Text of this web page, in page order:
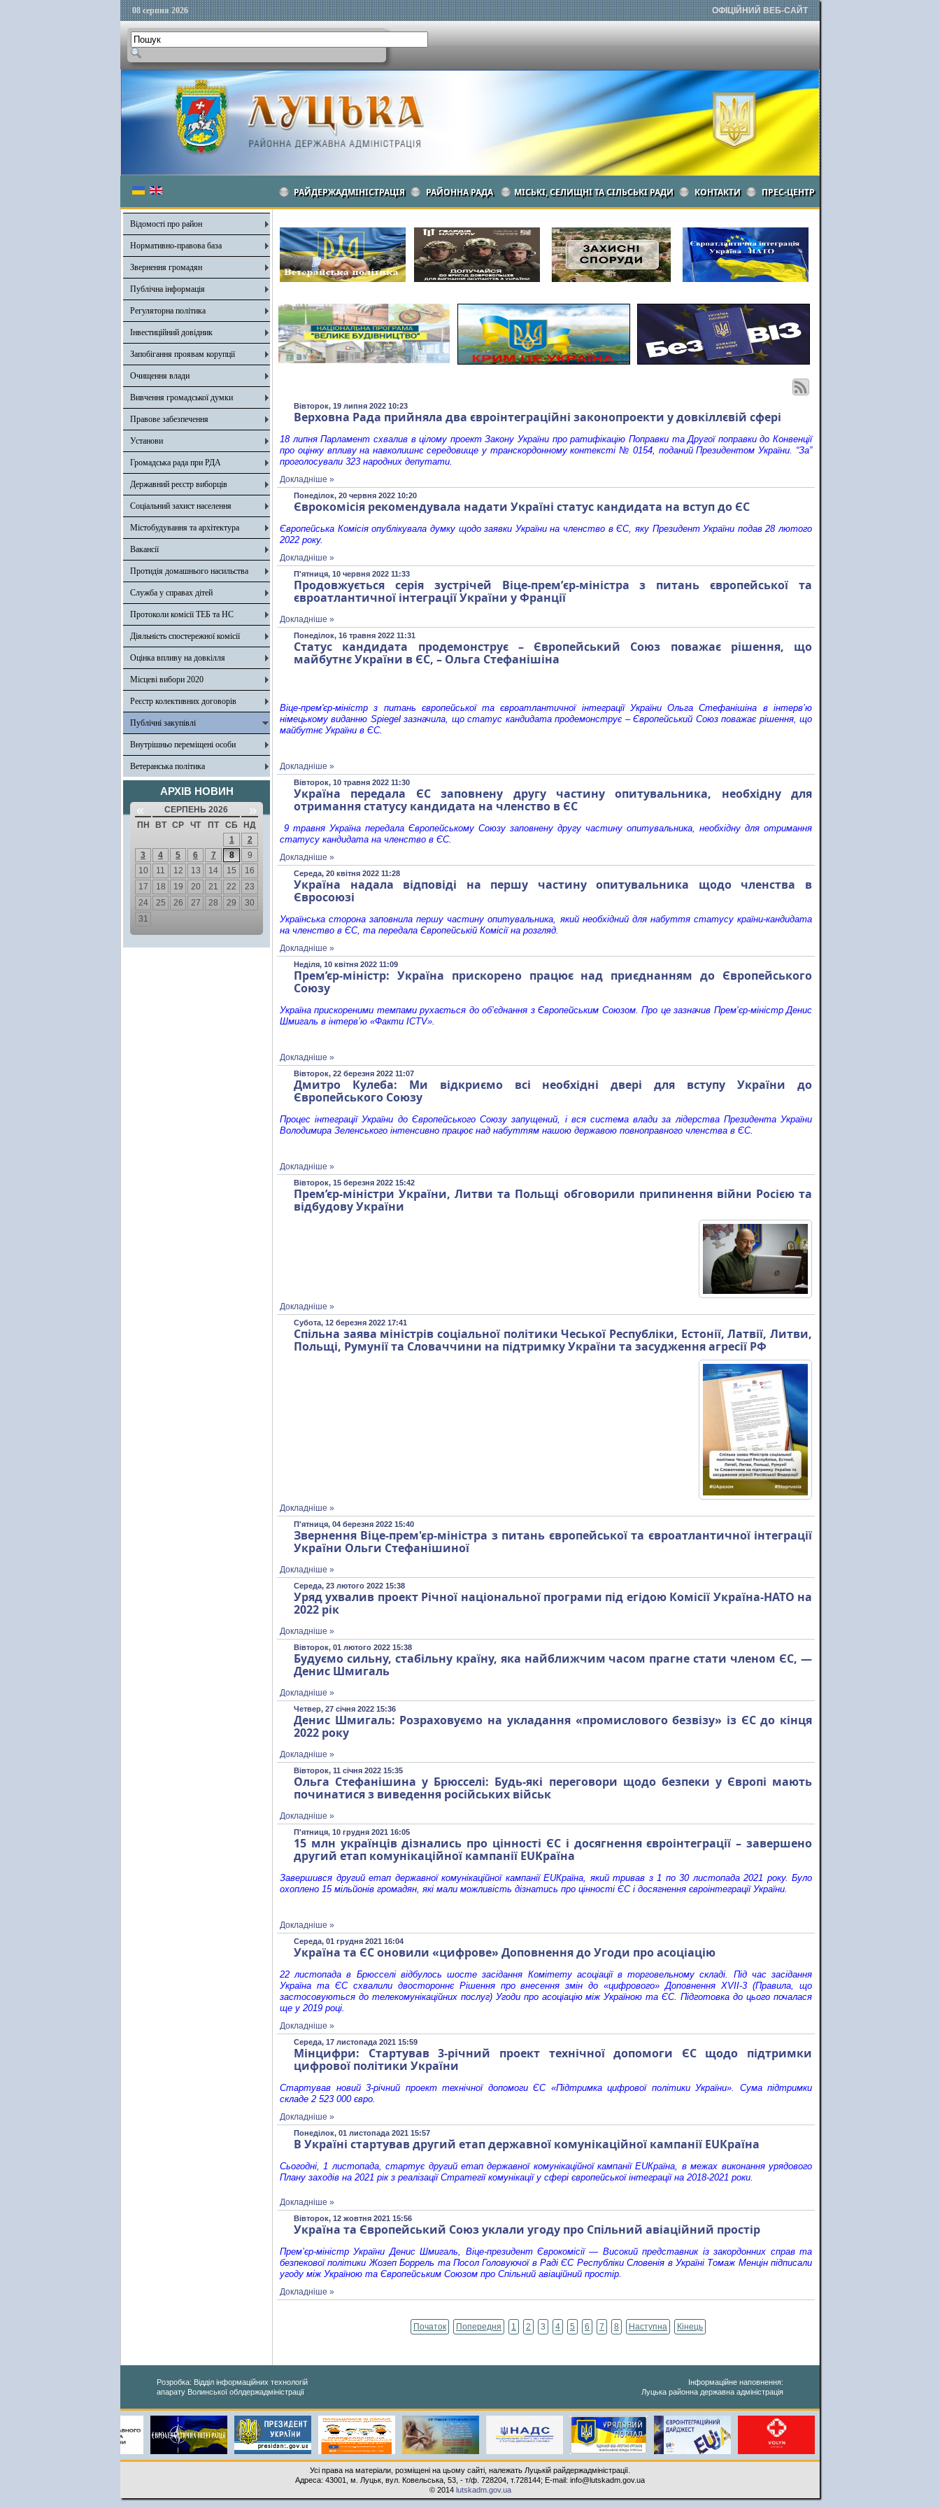
08 серпня 2026 ОФІЦІЙНИЙ ВЕБ-САЙТ
РАЙДЕРЖАДМІНІСТРАЦІЯ РАЙОННА РАДА МІСЬКІ, СЕЛИЩНІ ТА СІЛЬСЬКІ РАДИ КОНТАКТИ ПРЕС-ЦЕНТР
Відомості про район
Нормативно-правова база
Звернення громадян
Публічна інформація
Регуляторна політика
Інвестиційний довідник
Запобігання проявам корупції
Очищення влади
Вивчення громадської думки
Правове забезпечення
Установи
Громадська рада при РДА
Державний реєстр виборців
Соціальний захист населення
Містобудування та архітектура
Вакансії
Протидія домашнього насильства
Служба у справах дітей
Протоколи комісії ТЕБ та НС
Діяльність спостережної комісії
Оцінка впливу на довкілля
Місцеві вибори 2020
Реєстр колективних договорів
Публічні закупівлі
Внутрішньо переміщені особи
Ветеранська політика
АРХІВ НОВИН
« СЕРПЕНЬ 2026 »
ПН ВТ СР ЧТ ПТ СБ
НД
1
2
3
4 5 6 7 8
9
10
11 12 13 14 15
16
17
18 19 20 21 22
23
24
25 26 27 28 29
30
31
Вівторок, 19 липня 2022 10:23
Верховна Рада прийняла два євроінтеграційні законопроекти у довкіллєвій сфері
18 липня Парламент схвалив в цілому проект Закону України про ратифікацію Поправки та Другої поправки до Конвенції
про оцінку впливу на навколишнє середовище у транскордонному контексті № 0154, поданий Президентом України. “За”
проголосували 323 народних депутати.
Докладніше »
Понеділок, 20 червня 2022 10:20
Єврокомісія рекомендувала надати Україні статус кандидата на вступ до ЄС
Європейська Комісія опублікувала думку щодо заявки України на членство в ЄС, яку Президент України подав 28 лютого
2022 року.
Докладніше »
П'ятниця, 10 червня 2022 11:33
Продовжується серія зустрічей Віце-премʼєр-міністра з питань європейської та
євроатлантичної інтеграції України у Франції
Докладніше »
Понеділок, 16 травня 2022 11:31
Статус кандидата продемонструє – Європейський Союз поважає рішення, що
майбутнє України в ЄС, – Ольга Стефанішіна
Віце-прем'єр-міністр з питань європейської та євроатлантичної інтеграції України Ольга Стефанішіна в інтерв’ю
німецькому виданню Spiegel зазначила, що статус кандидата продемонструє – Європейський Союз поважає рішення, що
майбутнє України в ЄС.
Докладніше »
Вівторок, 10 травня 2022 11:30
Україна передала ЄС заповнену другу частину опитувальника, необхідну для
отримання статусу кандидата на членство в ЄС
9 травня Україна передала Європейському Союзу заповнену другу частину опитувальника, необхідну для отримання
статусу кандидата на членство в ЄС.
Докладніше »
Середа, 20 квітня 2022 11:28
Україна надала відповіді на першу частину опитувальника щодо членства в
Євросоюзі
Українська сторона заповнила першу частину опитувальника, який необхідний для набуття статусу країни-кандидата
на членство в ЄС, та передала Європейській Комісії на розгляд.
Докладніше »
Неділя, 10 квітня 2022 11:09
Прем’єр-міністр: Україна прискорено працює над приєднанням до Європейського
Союзу
Україна прискореними темпами рухається до об’єднання з Європейським Союзом. Про це зазначив Прем’єр-міністр Денис
Шмигаль в інтерв’ю «Факти ICTV».
Докладніше »
Вівторок, 22 березня 2022 11:07
Дмитро Кулеба: Ми відкриємо всі необхідні двері для вступу України до
Європейського Союзу
Процес інтеграції України до Європейського Союзу запущений, і вся система влади за лідерства Президента України
Володимира Зеленського інтенсивно працює над набуттям нашою державою повноправного членства в ЄС.
Докладніше »
Вівторок, 15 березня 2022 15:42
Прем’єр-міністри України, Литви та Польщі обговорили припинення війни Росією та
відбудову України
Докладніше »
Субота, 12 березня 2022 17:41
Спільна заява міністрів соціальної політики Чеської Республіки, Естонії, Латвії, Литви,
Польщі, Румунії та Словаччини на підтримку України та засудження агресії РФ
Докладніше »
П'ятниця, 04 березня 2022 15:40
Звернення Віце-прем'єр-міністра з питань європейської та євроатлантичної інтеграції
України Ольги Стефанішиної
Докладніше »
Середа, 23 лютого 2022 15:38
Уряд ухвалив проект Річної національної програми під егідою Комісії Україна-НАТО на
2022 рік
Докладніше »
Вівторок, 01 лютого 2022 15:38
Будуємо сильну, стабільну країну, яка найближчим часом прагне стати членом ЄС, —
Денис Шмигаль
Докладніше »
Четвер, 27 січня 2022 15:36
Денис Шмигаль: Розраховуємо на укладання «промислового безвізу» із ЄС до кінця
2022 року
Докладніше »
Вівторок, 11 січня 2022 15:35
Ольга Стефанішина у Брюсселі: Будь-які переговори щодо безпеки у Європі мають
починатися з виведення російських військ
Докладніше »
П'ятниця, 10 грудня 2021 16:05
15 млн українців дізнались про цінності ЄС і досягнення євроінтеграції – завершено
другий етап комунікаційної кампанії EUKраїна
Завершився другий етап державної комунікаційної кампанії EUКраїна, який тривав з 1 по 30 листопада 2021 року. Було
охоплено 15 мільйонів громадян, які мали можливість дізнатись про цінності ЄС і досягнення євроінтеграції України.
Докладніше »
Середа, 01 грудня 2021 16:04
Україна та ЄС оновили «цифрове» Доповнення до Угоди про асоціацію
22 листопада в Брюсселі відбулось шосте засідання Комітету асоціації в торговельному складі. Під час засідання
Україна та ЄС схвалили двостороннє Рішення про внесення змін до «цифрового» Доповнення XVII-3 (Правила, що
застосовуються до телекомунікаційних послуг) Угоди про асоціацію між Україною та ЄС. Підготовка до цього почалася
ще у 2019 році.
Докладніше »
Середа, 17 листопада 2021 15:59
Мінцифри: Стартував 3-річний проект технічної допомоги ЄС щодо підтримки
цифрової політики України
Стартував новий 3-річний проект технічної допомоги ЄС «Підтримка цифрової політики України». Сума підтримки
складе 2 523 000 євро.
Докладніше »
Понеділок, 01 листопада 2021 15:57
В Україні стартував другий етап державної комунікаційної кампанії EUКраїна
Сьогодні, 1 листопада, стартує другий етап державної комунікаційної кампанії EUКраїна, в межах виконання урядового
Плану заходів на 2021 рік з реалізації Стратегії комунікації у сфері європейської інтеграції на 2018-2021 роки.
Докладніше »
Вівторок, 12 жовтня 2021 15:56
Україна та Європейський Союз уклали угоду про Спільний авіаційний простір
Прем’єр-міністр України Денис Шмигаль, Віце-президент Єврокомісії — Високий представник із закордонних справ та
безпекової політики Жозеп Боррель та Посол Головуючої в Раді ЄС Республіки Словенія в Україні Томаж Менцін підписали
угоду між Україною та Європейським Союзом про Спільний авіаційний простір.
Докладніше »
Початок Попередня 1 2 3 4 5 6 7 8 Наступна Кінець
Розробка: Відділ інформаційних технологій
апарату Волинської облдержадміністрації
Інформаційне наповнення:
Луцька районна державна адміністрація
Усі права на матеріали, розміщені на цьому сайті, належать Луцькій райдержадміністрації.
Адреса: 43001, м. Луцьк, вул. Ковельська, 53, - т/ф. 728204, т.728144; E-mail: infо@lutskаdm.gov.ua
© 2014 lutskadm.gov.ua